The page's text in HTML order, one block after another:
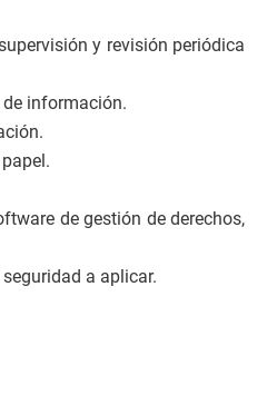
y revisión periódica
información.
de gestión de derechos,
a aplicar.